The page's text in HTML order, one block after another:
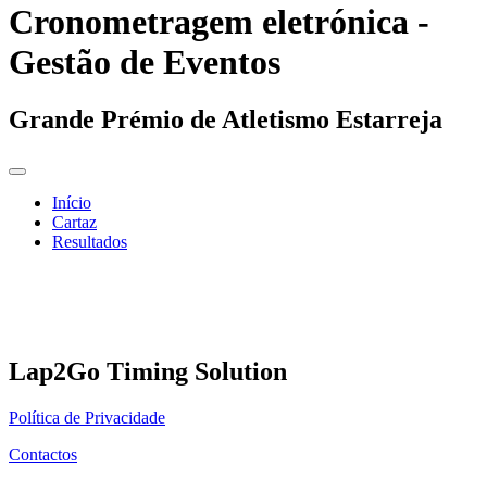
Cronometragem eletrónica -
Gestão de Eventos
Grande Prémio de Atletismo Estarreja
Início
Cartaz
Resultados
Lap2Go Timing Solution
Política de Privacidade
Contactos